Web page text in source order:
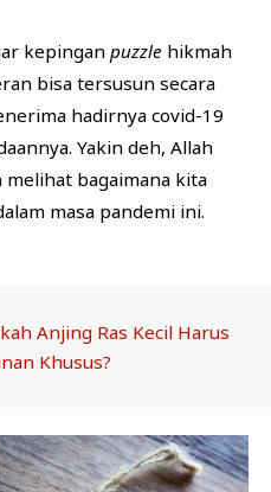
kepingan puzzlehikmah
bisa tersusun secara
hadirnya covid-19
Yakin deh, Allah
melihat bagaimana kita
masa pandemi ini.
Anjing Ras Kecil Harus
Khusus?